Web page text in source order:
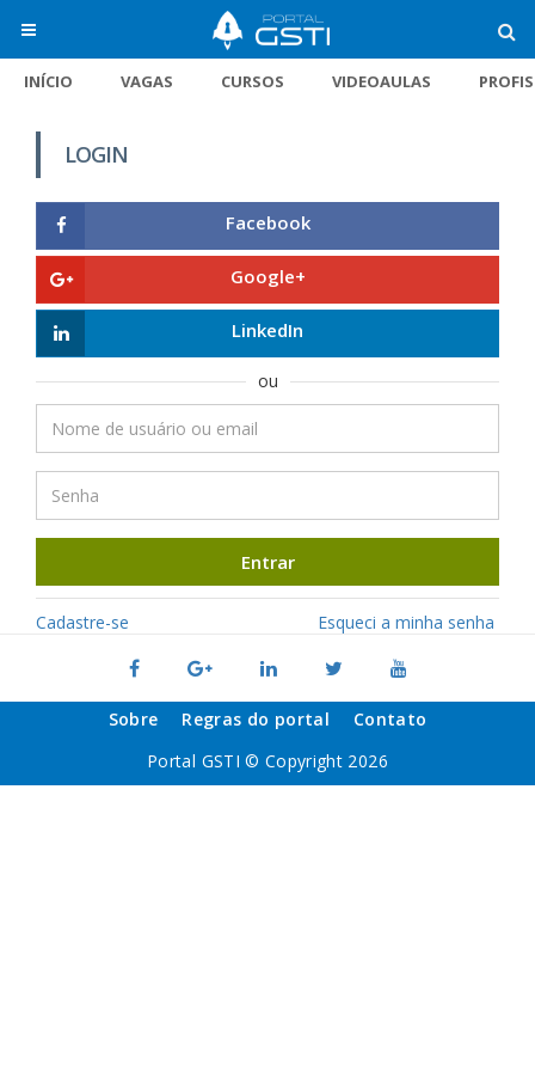
INÍCIO VAGAS CURSOS VIDEOAULAS
LOGIN
Facebook
Google+
LinkedIn
ou
Entrar
Cadastre-se Esqueci a minha senha
Sobre Regras do portal
Contato
Portal GSTI © Copyright 2026